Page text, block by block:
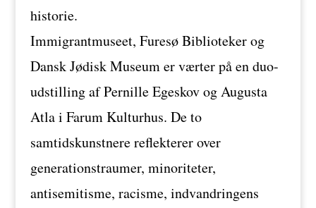
historie.
Immigrantmuseet, Furesø Biblioteker og
Dansk Jødisk Museum er værter på en duo-
udstilling af Pernille Egeskov og Augusta
Atla i Farum Kulturhus. De to
samtidskunstnere reflekterer over
generationstraumer, minoriteter,
antisemitisme, racisme, indvandringens